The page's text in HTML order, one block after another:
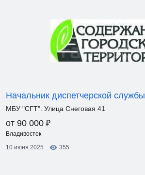
Начальник диспетчерской службы
МБУ "СГТ". Улица Снеговая 41
от 90 000 ₽
Владивосток
10 июня 2025
355